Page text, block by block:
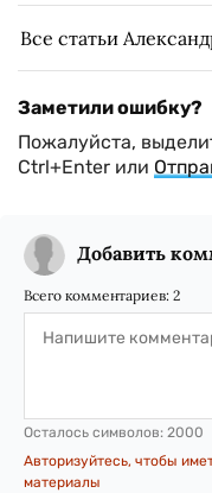
Все статьи
Заметили ошибку?
Пожалуйста,
Ctrl+Enter или
Добавить
Всего комментариев: 2
Осталось символов: 2000
Авторизуйтесь, чтобы
материалы